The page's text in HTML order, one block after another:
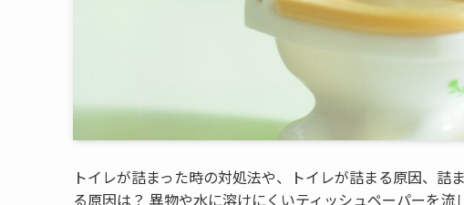
トイレが詰まった時の対処法や、トイレが詰まる原因、詰
る原因は？ 異物や水に溶けにくいティッシュペーパーを